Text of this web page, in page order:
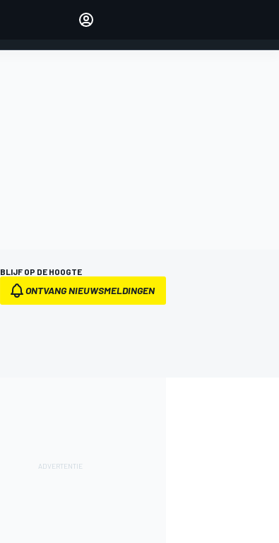
BLIJF OP DE HOOGTE
ONTVANG NIEUWSMELDINGEN